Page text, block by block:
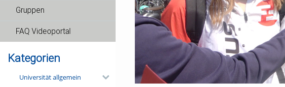
Gruppen
FAQ Videoportal
Kategorien
Universität allgemein